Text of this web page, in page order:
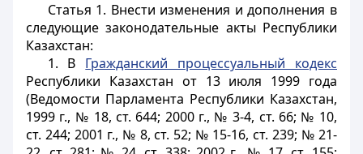
Статья 1. Внести изменения и дополнения в
следующие законодательные акты Республики
Казахстан:
1. В Гражданский процессуальный кодекс
Республики Казахстан от 13 июля 1999 года
(Ведомости Парламента Республики Казахстан,
1999 г., № 18, ст. 644; 2000 г., № 3-4, ст. 66; № 10,
ст. 244; 2001 г., № 8, ст. 52; № 15-16, ст. 239; № 21-